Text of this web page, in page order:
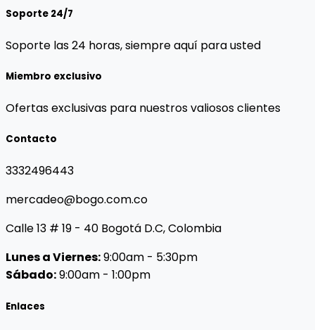
Soporte 24/7
Soporte las 24 horas, siempre aquí para usted
Miembro exclusivo
Ofertas exclusivas para nuestros valiosos clientes
Contacto
3332496443
mercadeo@bogo.com.co
Calle 13 # 19 - 40 Bogotá D.C, Colombia
Lunes a Viernes:9:00am - 5:30pm
Sábado:9:00am - 1:00pm
Enlaces